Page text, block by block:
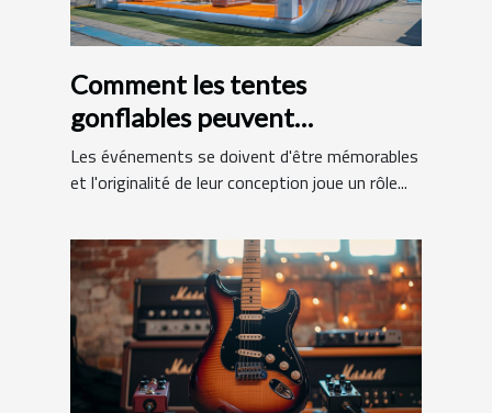
Comment les tentes
gonflables peuvent
dynamiser vos événements
Les événements se doivent d'être mémorables
et l'originalité de leur conception joue un rôle...